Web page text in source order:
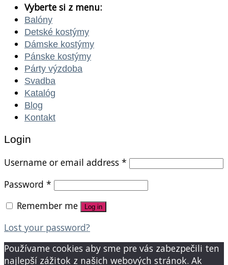
Vyberte si z menu:
Balóny
Detské kostýmy
Dámske kostýmy
Pánske kostýmy
Párty výzdoba
Svadba
Katalóg
Blog
Kontakt
Login
Username or email address *
Password *
Remember me
Log in
Lost your password?
Používame cookies aby sme pre vás zabezpečili ten
najlepší zážitok z našich webových stránok. Ak